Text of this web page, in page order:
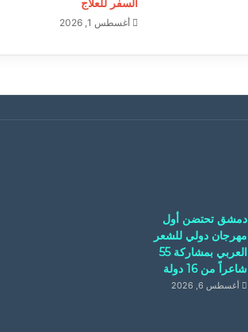
السفر للعلاج
أغسطس 1, 2026
دمشق تحتضن أول
مهرجان دولي للشعر
العربي بمشاركة 55
شاعراً من 16 دولة
أغسطس 6, 2026